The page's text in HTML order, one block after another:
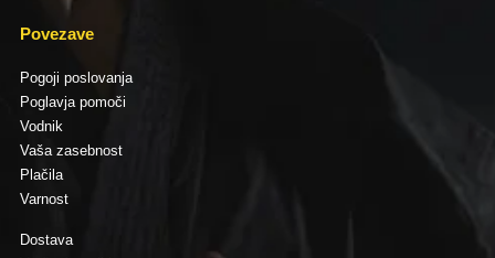
Povezave
Pogoji poslovanja
Poglavja pomoči
Vodnik
Vaša zasebnost
Plačila
Varnost
Dostava